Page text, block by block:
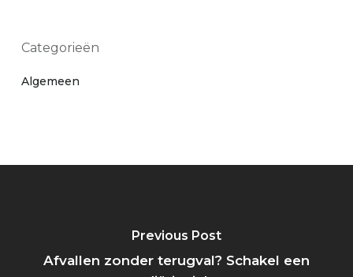
Categorieën
Algemeen
Previous Post
Afvallen zonder terugval? Schakel een